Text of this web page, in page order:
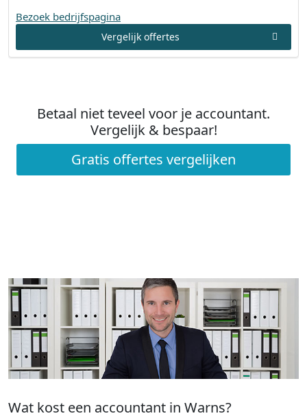
Bezoek bedrijfspagina
Vergelijk offertes
Betaal niet teveel voor je accountant.
Vergelijk & bespaar!
Gratis offertes vergelijken
Wat kost een accountant in Warns?